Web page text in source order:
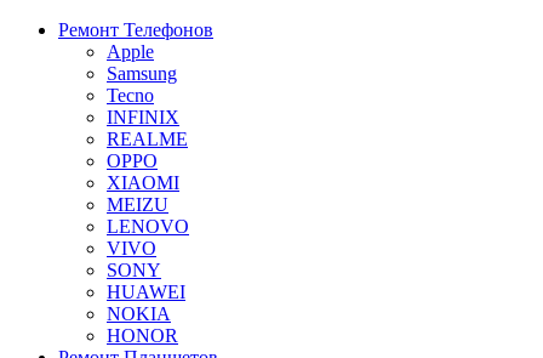
Ремонт Телефонов
Apple
Samsung
Tecno
INFINIX
REALME
OPPO
XIAOMI
MEIZU
LENOVO
VIVO
SONY
HUAWEI
NOKIA
HONOR